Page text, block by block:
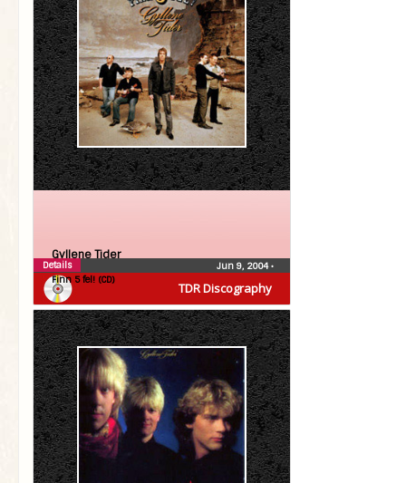
TDR Discography
Gyllene Tider
Finn 5 fel! (CD)
Jun 9, 2004•
Details